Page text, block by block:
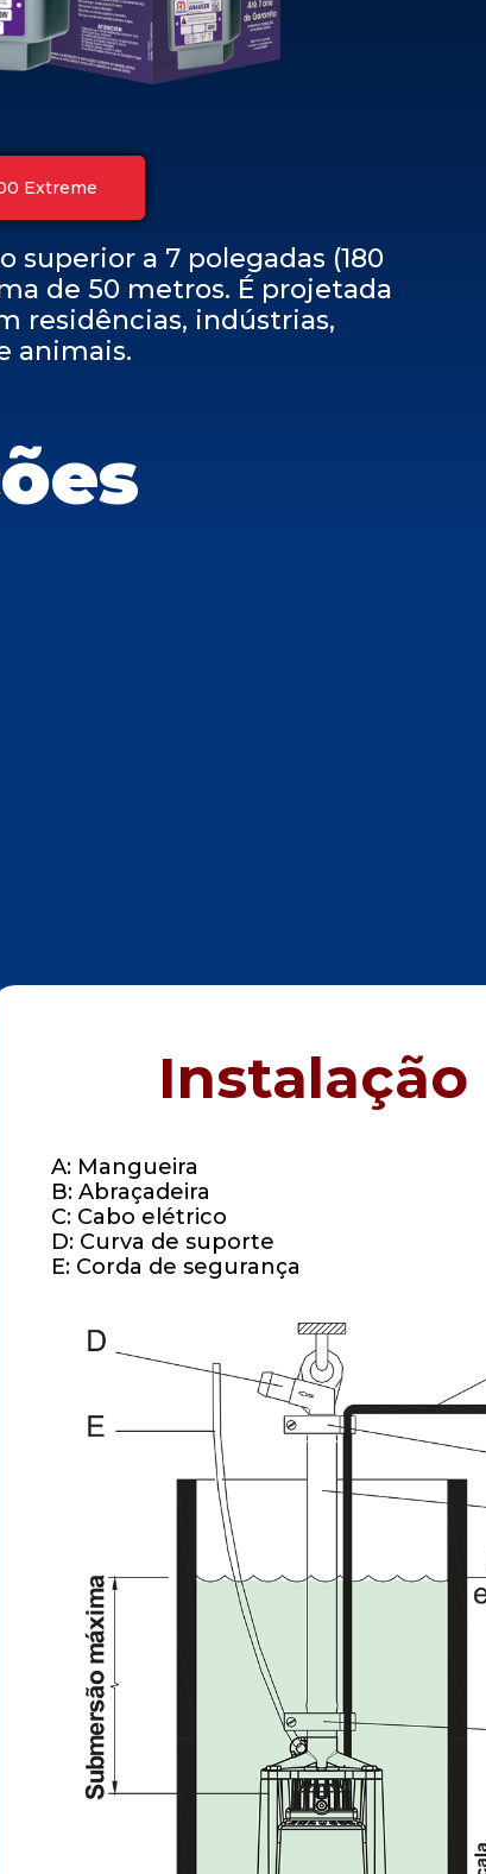
Extreme
a 7 polegadas (180
de 50 metros. É projetada
residências, indústrias,
animais.
Instalação
A: Mangueira
B: Abraçadeira
C: Cabo elétrico
D: Curva de suporte
E: Corda de segurança